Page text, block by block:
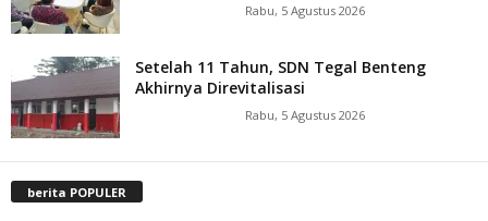
Rabu, 5 Agustus 2026
Setelah 11 Tahun, SDN Tegal Benteng
Akhirnya Direvitalisasi
Rabu, 5 Agustus 2026
berita POPULER